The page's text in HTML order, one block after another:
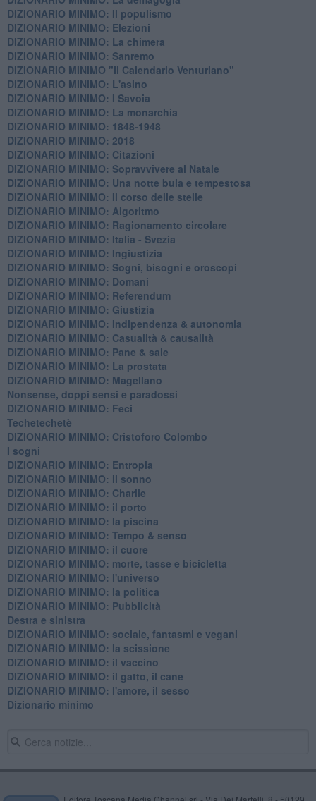
DIZIONARIO MINIMO: Il populismo
DIZIONARIO MINIMO: Elezioni
DIZIONARIO MINIMO: La chimera
DIZIONARIO MINIMO: Sanremo
DIZIONARIO MINIMO "Il Calendario Venturiano"
DIZIONARIO MINIMO: L'asino
DIZIONARIO MINIMO: I Savoia
DIZIONARIO MINIMO: La monarchia
DIZIONARIO MINIMO: 1848-1948
DIZIONARIO MINIMO: 2018
DIZIONARIO MINIMO: Citazioni
DIZIONARIO MINIMO: ​Sopravvivere al Natale
DIZIONARIO MINIMO: ​Una notte buia e tempestosa
DIZIONARIO MINIMO: Il corso delle stelle
DIZIONARIO MINIMO: Algoritmo
DIZIONARIO MINIMO: Ragionamento circolare
DIZIONARIO MINIMO: Italia - Svezia
DIZIONARIO MINIMO: ​Ingiustizia
DIZIONARIO MINIMO: ​Sogni, bisogni e oroscopi
DIZIONARIO MINIMO: Domani
DIZIONARIO MINIMO: Referendum
DIZIONARIO MINIMO: Giustizia
DIZIONARIO MINIMO: ​Indipendenza & autonomia
DIZIONARIO MINIMO: ​Casualità & causalità
​DIZIONARIO MINIMO: Pane & sale
DIZIONARIO MINIMO: La prostata
​DIZIONARIO MINIMO: Magellano
Nonsense, doppi sensi e paradossi
DIZIONARIO MINIMO: Feci
Techetechetè
DIZIONARIO MINIMO: Cristoforo Colombo
I sogni
DIZIONARIO MINIMO: Entropia
DIZIONARIO MINIMO: il sonno
DIZIONARIO MINIMO: Charlie
DIZIONARIO MINIMO: il porto
DIZIONARIO MINIMO: la piscina
DIZIONARIO MINIMO: Tempo & senso
DIZIONARIO MINIMO: il cuore
DIZIONARIO MINIMO: morte, tasse e bicicletta
DIZIONARIO MINIMO: l'universo
DIZIONARIO MINIMO: la politica
DIZIONARIO MINIMO: Pubblicità
Destra e sinistra
DIZIONARIO MINIMO: sociale, fantasmi e vegani
DIZIONARIO MINIMO: la scissione
DIZIONARIO MINIMO: il vaccino
DIZIONARIO MINIMO: il gatto, il cane
DIZIONARIO MINIMO: l'amore, il sesso
Dizionario minimo